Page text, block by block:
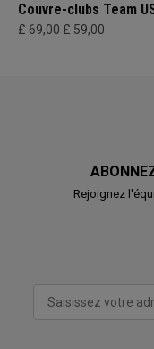
Couvre-clubs Team
£ 69,00 £ 59,00
Rejoignez